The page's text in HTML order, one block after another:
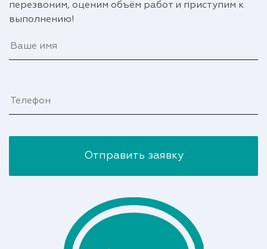
перезвоним, оценим объём работ и приступим к
выполнению!